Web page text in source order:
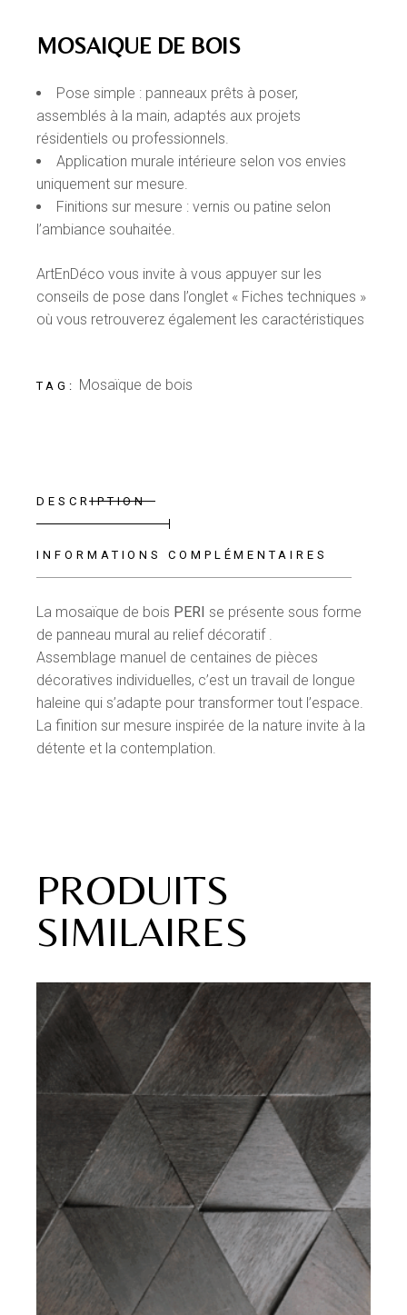
MOSAIQUE DE BOIS
Pose simple : panneaux prêts à poser,
assemblés à la main, adaptés aux projets
résidentiels ou professionnels.
Application murale intérieure selon vos envies
uniquement sur mesure.
Finitions sur mesure : vernis ou patine selon
l’ambiance souhaitée.
ArtEnDéco vous invite à vous appuyer sur les
conseils de pose dans l’onglet « Fiches techniques »
où vous retrouverez également les caractéristiques
TAG: Mosaïque de bois
DESCRIPTION
INFORMATIONS COMPLÉMENTAIRES
La mosaïque de bois PERI se présente sous forme
de panneau mural au relief décoratif .
Assemblage manuel de centaines de pièces
décoratives individuelles, c’est un travail de longue
haleine qui s’adapte pour transformer tout l’espace.
La finition sur mesure inspirée de la nature invite à la
détente et la contemplation.
PRODUITS
SIMILAIRES